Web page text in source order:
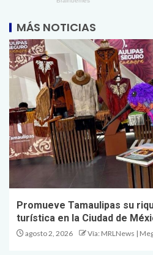
MÁS NOTICIAS
Promueve Tamaulipas su
turística en la Ciudad de
agosto 2, 2026 Vía: MRLNews |